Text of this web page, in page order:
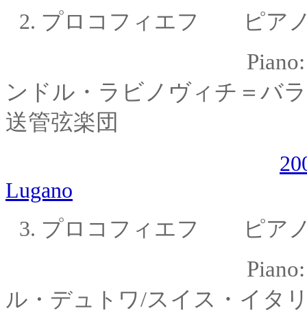
2. プロコフィエフ ピア
ンドル・ ラビノヴィチ＝バ
送管弦楽団
Lugano
3. プロコフィエフ ピア
ル・デュトワ/スイス・イタ